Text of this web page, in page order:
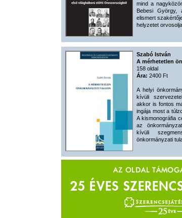
mind a
Bebesi György,
elismert
helyzetet
Szabó István
A mérhetetlen
158 oldal
Ára: 2400 Ft
A helyi
kívüli
akkor is fontos
ingája most a
A kismonográfia
az
kívüli
önkormányzati